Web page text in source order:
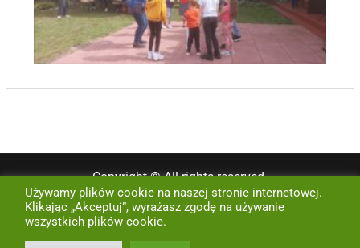
Copyright © All rights reserved.
Home
Kontakt Polityka prywatności
Created byKropkaWeb - Rozwiązania Internetowe
Używamy plików cookie na naszej stronie internetowej.
Klikając „Akceptuj”, wyrażasz zgodę na używanie
wszystkich plików cookie.